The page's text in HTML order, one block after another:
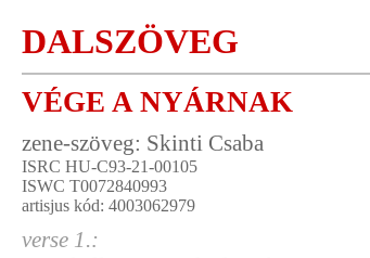
DALSZÖVEG
VÉGE A NYÁRNAK
zene-szöveg: Skinti Csaba
ISRC HU-C93-21-00105
ISWC T0072840993
artisjus kód: 4003062979
verse 1.: